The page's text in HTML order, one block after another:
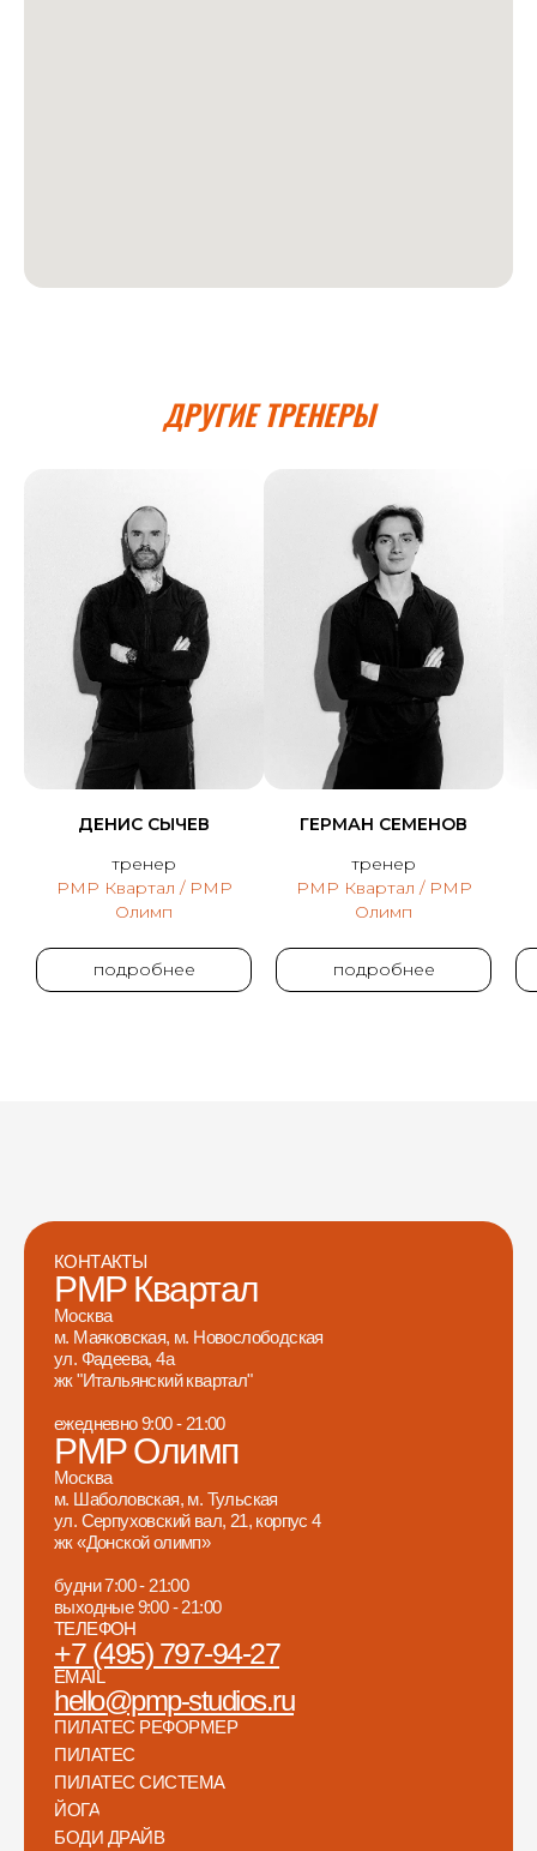
ДРУГИЕ ТРЕНЕРЫ
ДЕНИС СЫЧЕВ
тренер
PMP Квартал / PMP
Олимп
подробнее
ГЕРМАН СЕМЕНОВ
тренер
PMP Квартал / PMP
Олимп
подробнее
ПИЛАТЕС РЕФОРМЕР
ПИЛАТЕС
ПИЛАТЕС СИСТЕМА
ЙОГА
БОДИ ДРАЙВ
КОНТАКТЫ
PMP Квартал
Москва
м. Маяковская, м. Новослободская
ул. Фадеева, 4а
жк "Итальянский квартал"
ежедневно 9:00 - 21:00
PMP Олимп
Москва
м. Шаболовская, м. Тульская
ул. Серпуховский вал, 21, корпус 4
жк «Донской олимп»
будни 7:00 - 21:00
выходные 9:00 - 21:00
ТЕЛЕФОН
+7 (495) 797-94-27
EMAIL
hello@pmp-studios.ru